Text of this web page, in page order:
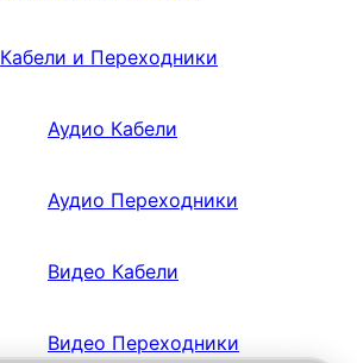
Кабели и Переходники
Аудио Кабели
Аудио Переходники
Видео Кабели
Видео Переходники